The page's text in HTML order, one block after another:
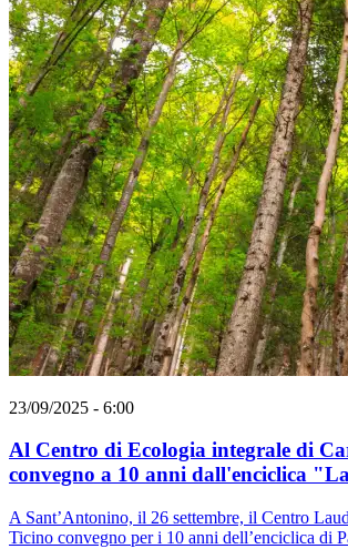
23/09/2025 - 6:00
Al Centro di Ecologia integrale di
convegno a 10 anni dall'enciclica
A Sant’Antonino, il 26 settembre, il Centro
Ticino convegno per i 10 anni dell’enciclica di